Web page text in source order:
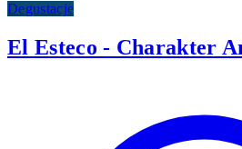
Degustacje
El Esteco - Charakter